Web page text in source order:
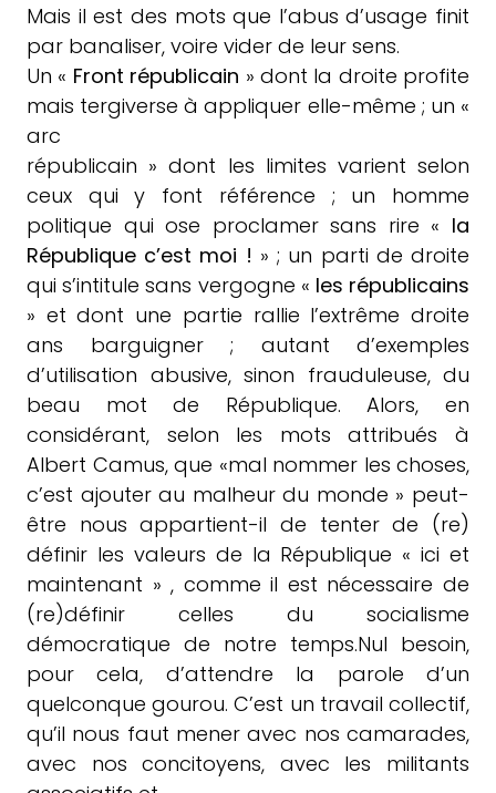
Mais il est des mots que l’abus d’usage finit
par banaliser, voire vider de leur sens.
Un « Front républicain » dont la droite profite
mais tergiverse à appliquer elle-même ; un «
arc
républicain » dont les limites varient selon
ceux qui y font référence ; un homme
politique qui ose proclamer sans rire « la
République c’est moi ! » ; un parti de droite
qui s’intitule sans vergogne « les républicains
» et dont une partie rallie l’extrême droite
ans barguigner ; autant d’exemples
d’utilisation abusive, sinon frauduleuse, du
beau mot de République. Alors, en
considérant, selon les mots attribués à
Albert Camus, que «mal nommer les choses,
c’est ajouter au malheur du monde » peut-
être nous appartient-il de tenter de (re)
définir les valeurs de la République « ici et
maintenant » , comme il est nécessaire de
(re)définir celles du socialisme
démocratique de notre temps.Nul besoin,
pour cela, d’attendre la parole d’un
quelconque gourou. C’est un travail collectif,
qu’il nous faut mener avec nos camarades,
avec nos concitoyens, avec les militants